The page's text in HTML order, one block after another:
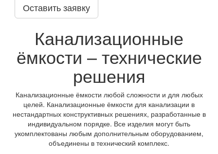
Оставить заявку
Канализационные
ёмкости – технические
решения
Канализационные ёмкости любой сложности и для любых
целей. Канализационные ёмкости для канализации в
нестандартных конструктивных решениях, разработанные в
индивидуальном порядке. Все изделия могут быть
укомплектованы любым дополнительным оборудованием,
объединены в технический комплекс.